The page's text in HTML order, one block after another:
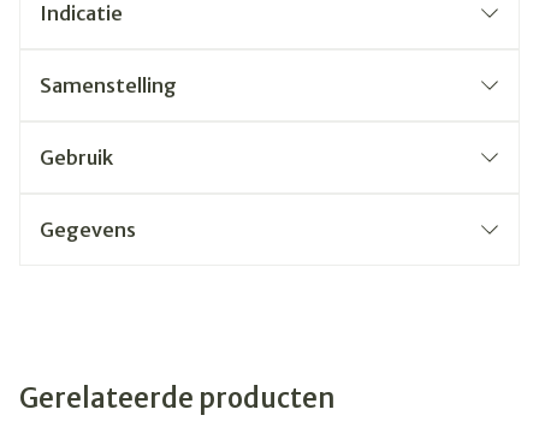
Indicatie
Samenstelling
Gebruik
Gegevens
Gerelateerde producten